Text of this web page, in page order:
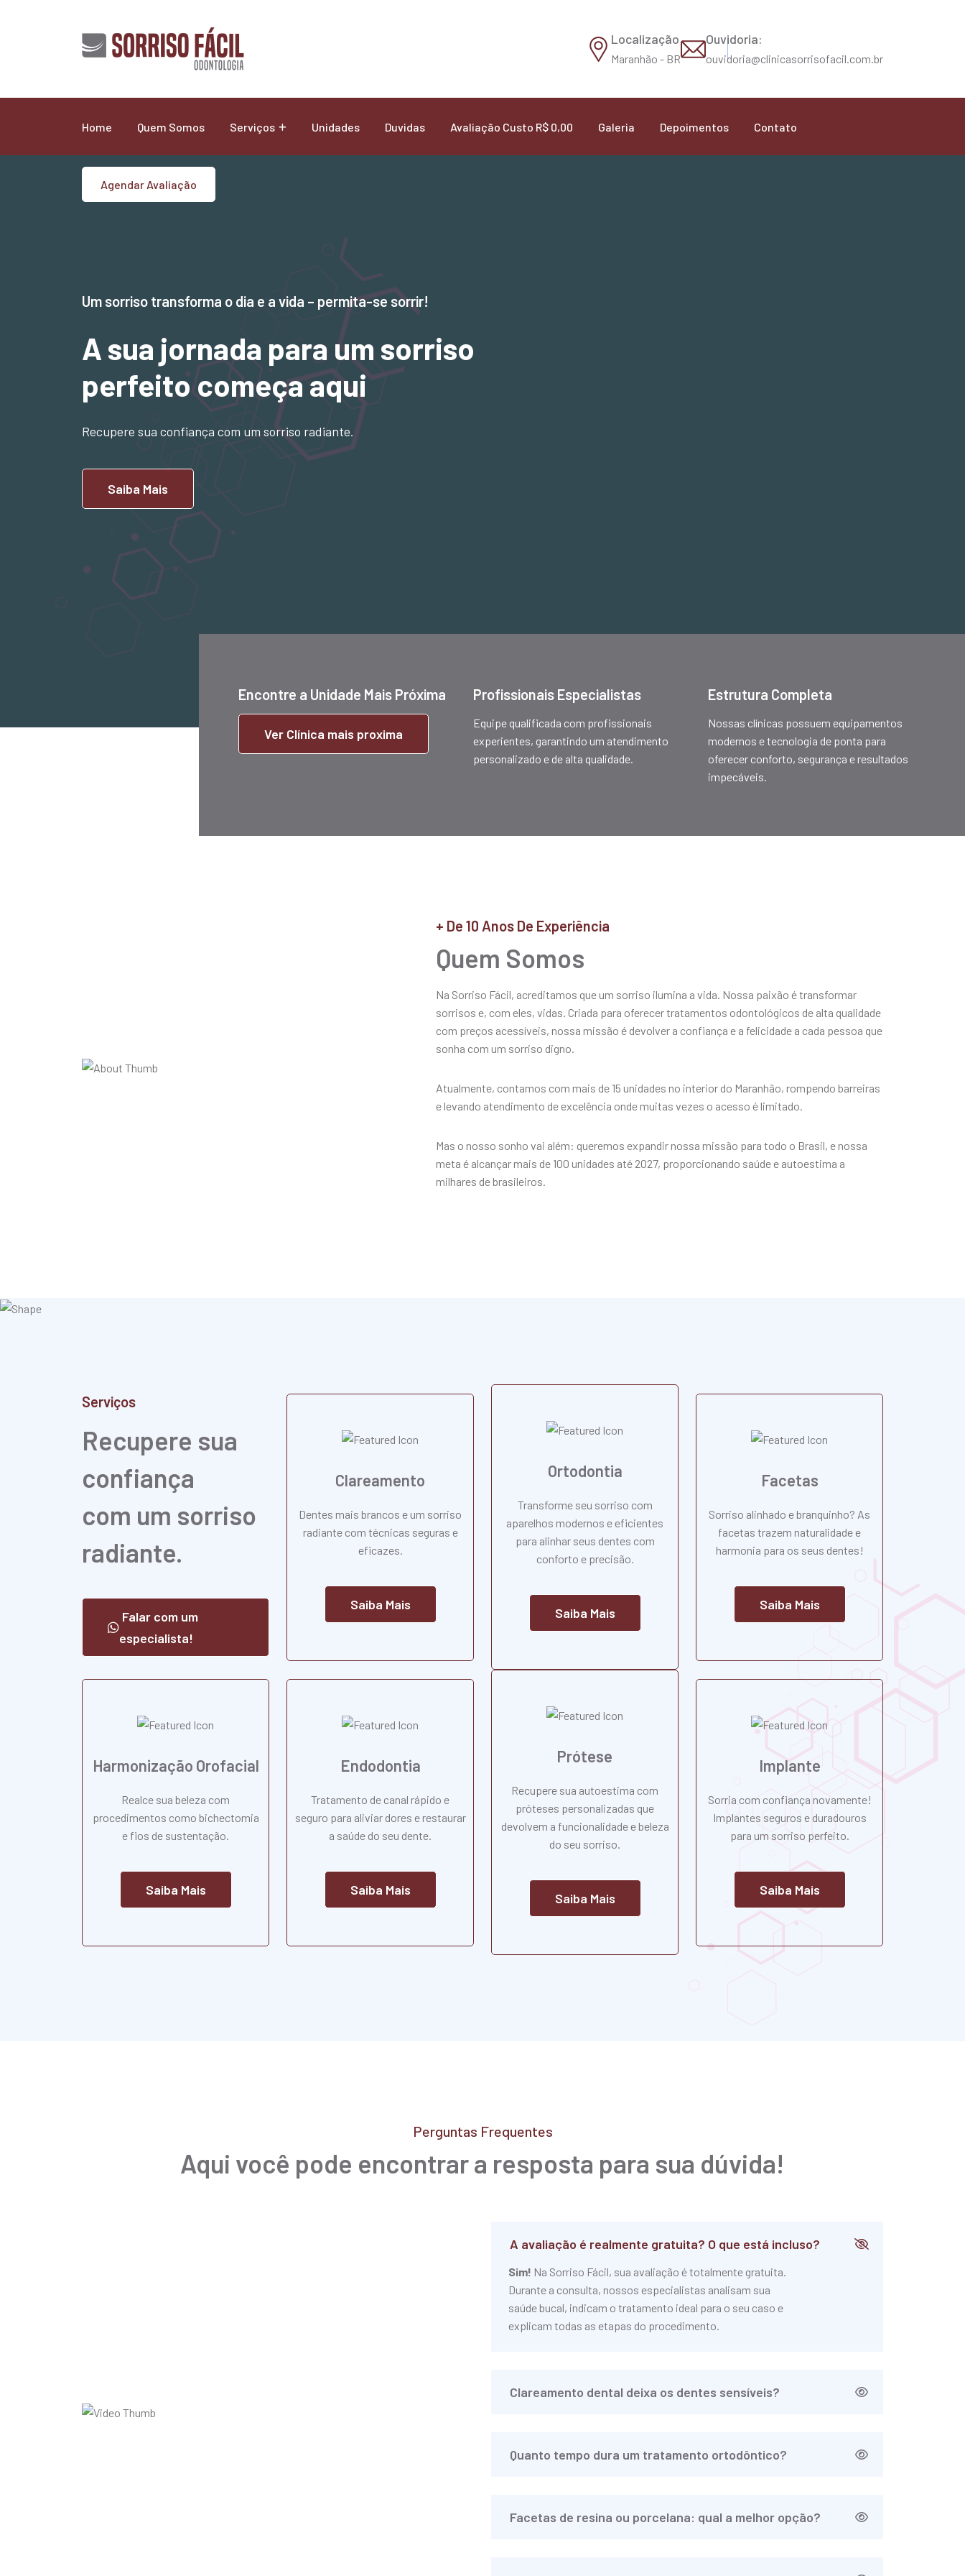
Localização
Maranhão - BR
Ouvidoria:
ouvidoria@clinicasorrisofacil.com.br
Home Quem Somos Serviços Unidades Duvidas Avaliação Custo R$ 0,00 Galeria Depoimentos Contato
Agendar Avaliação
Um sorriso transforma o dia e a vida – permita-se sorrir!
A sua jornada para um sorriso
perfeito começa aqui
Recupere sua confiança com um sorriso radiante.
Saiba Mais
Encontre a Unidade Mais Próxima
Ver Clínica mais proxima
Profissionais Especialistas
Equipe qualificada com profissionais
experientes, garantindo um atendimento
personalizado e de alta qualidade.
Estrutura Completa
Nossas clínicas possuem equipamentos
modernos e tecnologia de ponta para
oferecer conforto, segurança e resultados
impecáveis.
+ De 10 Anos De Experiência
Quem Somos
Na Sorriso Fácil, acreditamos que um sorriso ilumina a vida. Nossa paixão é transformar
sorrisos e, com eles, vidas. Criada para oferecer tratamentos odontológicos de alta qualidade
com preços acessíveis, nossa missão é devolver a confiança e a felicidade a cada pessoa que
sonha com um sorriso digno.
Atualmente, contamos com mais de 15 unidades no interior do Maranhão, rompendo barreiras
e levando atendimento de excelência onde muitas vezes o acesso é limitado.
Mas o nosso sonho vai além: queremos expandir nossa missão para todo o Brasil, e nossa
meta é alcançar mais de 100 unidades até 2027, proporcionando saúde e autoestima a
milhares de brasileiros.
Serviços
Recupere sua
confiança
com um sorriso
radiante.
Falar com um
especialista!
Clareamento
Dentes mais brancos e um sorriso
radiante com técnicas seguras e
eficazes.
Saiba Mais
Ortodontia
Transforme seu sorriso com
aparelhos modernos e eficientes
para alinhar seus dentes com
conforto e precisão.
Saiba Mais
Facetas
Sorriso alinhado e branquinho? As
facetas trazem naturalidade e
harmonia para os seus dentes!
Saiba Mais
Harmonização Orofacial
Realce sua beleza com
procedimentos como bichectomia
e fios de sustentação.
Saiba Mais
Endodontia
Tratamento de canal rápido e
seguro para aliviar dores e restaurar
a saúde do seu dente.
Saiba Mais
Prótese
Recupere sua autoestima com
próteses personalizadas que
devolvem a funcionalidade e beleza
do seu sorriso.
Saiba Mais
Implante
Sorria com confiança novamente!
Implantes seguros e duradouros
para um sorriso perfeito.
Saiba Mais
Perguntas Frequentes
Aqui você pode encontrar a resposta para sua dúvida!
A avaliação é realmente gratuita? O que está incluso?
Sim! Na Sorriso Fácil, sua avaliação é totalmente gratuita.
Durante a consulta, nossos especialistas analisam sua
saúde bucal, indicam o tratamento ideal para o seu caso e
explicam todas as etapas do procedimento.
Clareamento dental deixa os dentes sensíveis?
Quanto tempo dura um tratamento ortodôntico?
Facetas de resina ou porcelana: qual a melhor opção?